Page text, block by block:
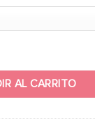
AL CARRITO